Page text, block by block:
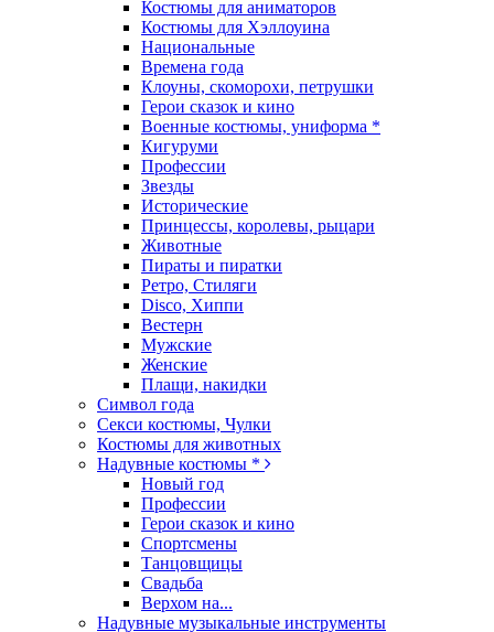
Костюмы для аниматоров
Костюмы для Хэллоуина
Национальные
Времена года
Клоуны, скоморохи, петрушки
Герои сказок и кино
Военные костюмы, униформа *
Кигуруми
Профессии
Звезды
Исторические
Принцессы, королевы, рыцари
Животные
Пираты и пиратки
Ретро, Стиляги
Disco, Хиппи
Вестерн
Мужские
Женские
Плащи, накидки
Символ года
Секси костюмы, Чулки
Костюмы для животных
Надувные костюмы *
Новый год
Профессии
Герои сказок и кино
Спортсмены
Танцовщицы
Свадьба
Верхом на...
Надувные музыкальные инструменты